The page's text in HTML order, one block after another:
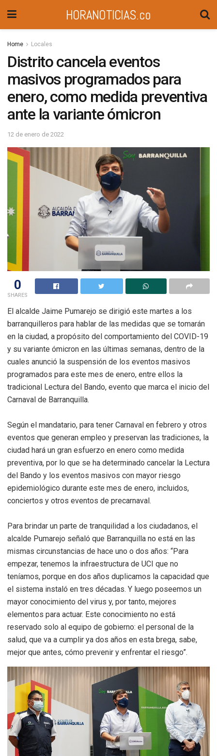
HORANOTICIAS.co
Home Locales
Distrito cancela eventos
masivos programados para
enero, como medida preventiva
ante la variante ómicron
12 de enero de 2022
0
SHARES
El alcalde Jaime Pumarejo se dirigió este martes a los
barranquilleros para hablar de las medidas que se tomarán
en la ciudad, a propósito del comportamiento del COVID-19
y su variante ómicron en las últimas semanas, dentro de la
cuales anunció la suspensión de los eventos masivos
programados para este mes de enero, entre ellos la
tradicional Lectura del Bando, evento que marca el inicio del
Carnaval de Barranquilla.
Según el mandatario, para tener Carnaval en febrero y otros
eventos que generan empleo y preservan las tradiciones, la
ciudad hará un gran esfuerzo en enero como medida
preventiva, por lo que se ha determinado cancelar la Lectura
del Bando y los eventos masivos con mayor riesgo
epidemiológico durante este mes de enero, incluidos,
conciertos y otros eventos de precarnaval.
Para brindar un parte de tranquilidad a los ciudadanos, el
alcalde Pumarejo señaló que Barranquilla no está en las
mismas circunstancias de hace uno o dos años: “Para
empezar, tenemos la infraestructura de UCI que no
teníamos, porque en dos años duplicamos la capacidad que
el sistema instaló en tres décadas. Y luego poseemos un
mayor conocimiento del virus y, por tanto, mejores
elementos para actuar. Este conocimiento no está
reservado solo al equipo de gobierno: el personal de la
salud, que va a cumplir ya dos años en esta brega, sabe,
mejor que antes, cómo prevenir y enfrentar el riesgo”.